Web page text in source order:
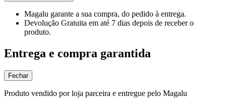
Magalu garante a sua compra, do pedido à entrega.
Devolução Gratuita em até 7 dias depois de receber o
produto.
Entrega e compra garantida
Fechar
Produto vendido por loja parceira e entregue pelo Magalu